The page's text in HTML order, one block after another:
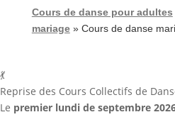
Cours de danse pour adultes
mariage» Cours de danse
💃
Reprise des Cours Collectifs de
Le premier lundi de septembre